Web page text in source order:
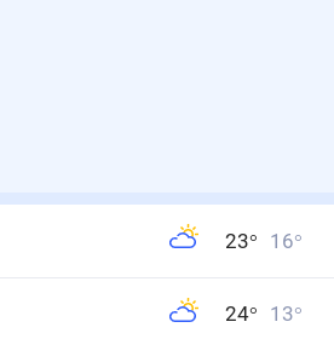
23° 16°
24° 13°